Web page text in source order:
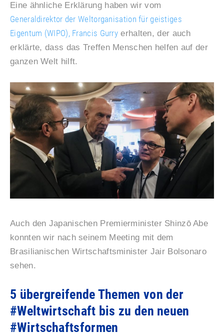
Eine ähnliche Erklärung haben wir vom
Generaldirektor der Weltorganisation für geistiges
Eigentum (WIPO), Francis Gurry erhalten, der auch
erklärte, dass das Treffen Menschen helfen auf der
ganzen Welt hilft.
Auch den Japanischen Premierminister Shinzō Abe
konnten wir nach seinem Meeting mit dem
Brasilianischen Wirtschaftsminister Jair Bolsonaro
sehen.
5 übergreifende Themen von der
#Weltwirtschaft bis zu den neuen
#Wirtschaftsformen